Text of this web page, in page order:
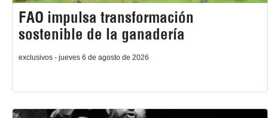
FAO impulsa transformación
sostenible de la ganadería
exclusivos - jueves 6 de agosto de 2026